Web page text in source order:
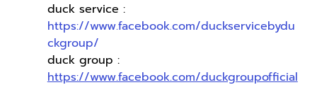
duck service :
https://www.facebook.com/duckservicebydu
ckgroup/
duck group :
https://www.facebook.com/duckgroupofficial